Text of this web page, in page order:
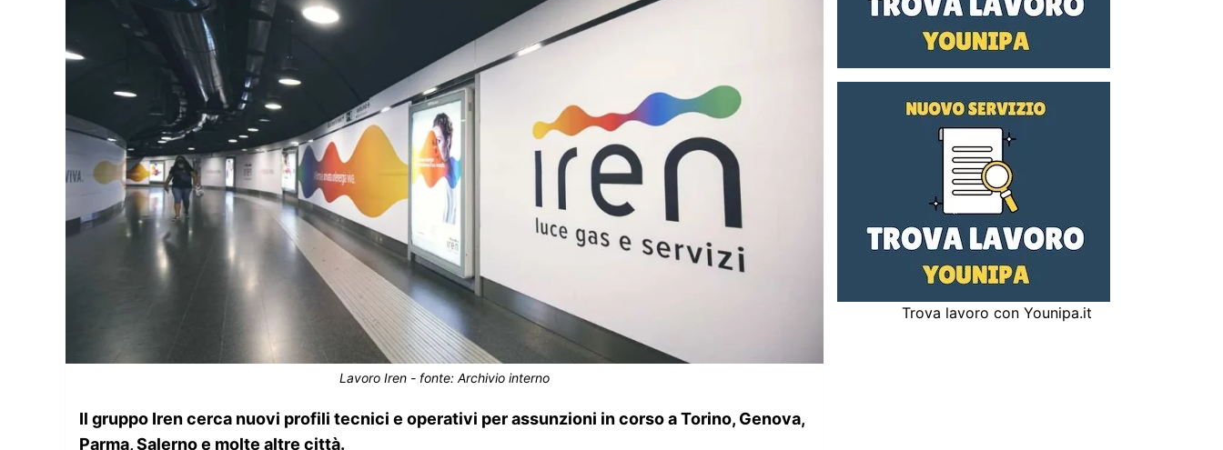
Lavoro Iren - fonte: Archivio interno
Il gruppo Iren cerca nuovi profili tecnici e operativi per assunzioni in corso a Torino, Genova,
Parma, Salerno e molte altre città.
Trova lavoro con Younipa.it